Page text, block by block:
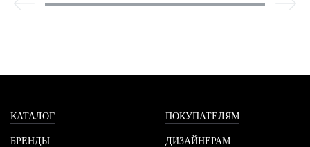
КАТАЛОГ
БРЕНДЫ
ПОКУПАТЕЛЯМ
ДИЗАЙНЕРАМ